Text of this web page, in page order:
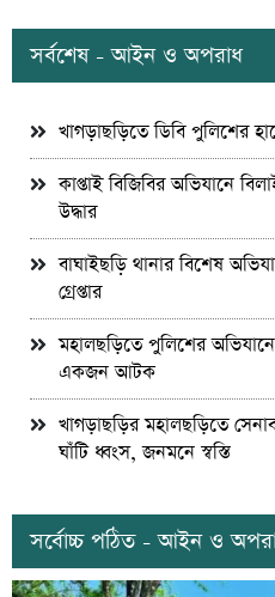
সর্বশেষ - আইন ও অপরাধ
খাগড়াছড়িতে ডিবি পুলিশের
কাপ্তাই বিজিবির অভিযানে
উদ্ধার
বাঘাইছড়ি থানার বিশেষ
গ্রেপ্তার
মহালছড়িতে পুলিশের
একজন আটক
খাগড়াছড়ির মহালছড়িতে
ঘাঁটি ধ্বংস, জনমনে স্বস্তি
সর্বোচ্চ পঠিত - আইন ও